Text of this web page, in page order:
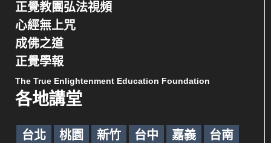
正覺教團弘法視頻
心經無上咒
成佛之道
正覺學報
The True Enlightenment Education Foundation
各地講堂
台北 桃園 新竹 台中 嘉義 台南